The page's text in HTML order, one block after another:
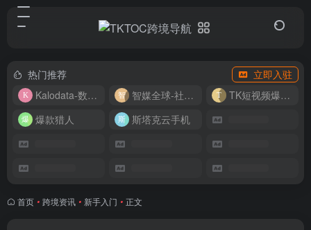
热门推荐
立即入驻
Kalodata-数据分析平台
智媒全球-社媒管理平台
TK短视频爆款复刻
爆款猎人
斯塔克云手机
首页 • 跨境资讯 • 新手入门 • 正文